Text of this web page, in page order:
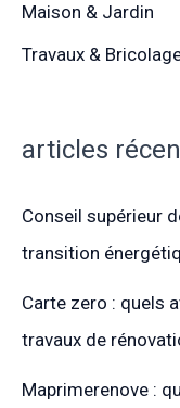
Maison & Jardin
Travaux &
articles
Conseil supérieur
transition
Carte zero : quels
travaux de
Maprimerenove :